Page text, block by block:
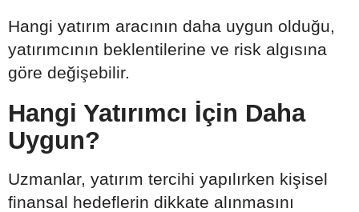
Hangi yatırım aracının daha uygun olduğu,
yatırımcının beklentilerine ve risk algısına
göre değişebilir.
Hangi Yatırımcı İçin Daha
Uygun?
Uzmanlar, yatırım tercihi yapılırken kişisel
finansal hedeflerin dikkate alınmasını